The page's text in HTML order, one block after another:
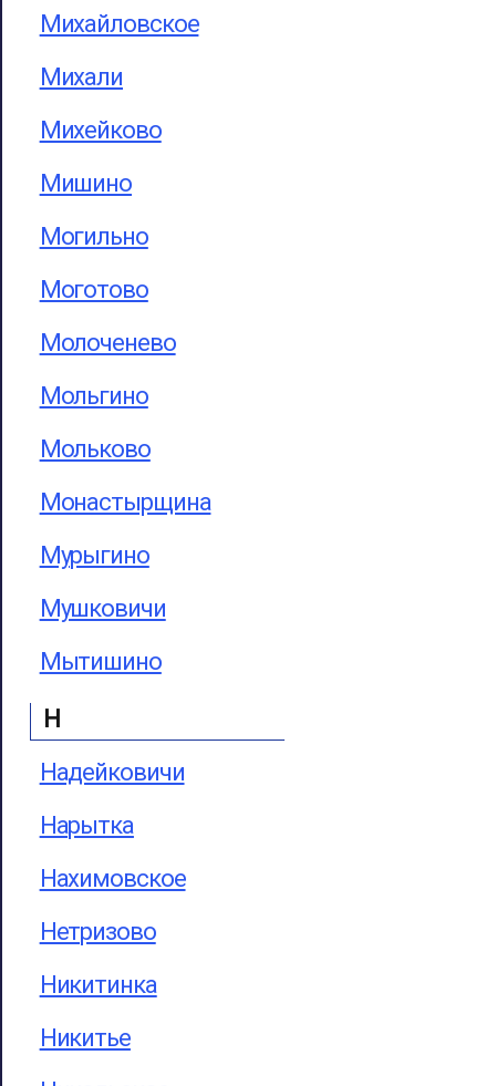
Михайловское
Михали
Михейково
Мишино
Могильно
Моготово
Молоченево
Мольгино
Мольково
Монастырщина
Мурыгино
Мушковичи
Мытишино
Н
Надейковичи
Нарытка
Нахимовское
Нетризово
Никитинка
Никитье